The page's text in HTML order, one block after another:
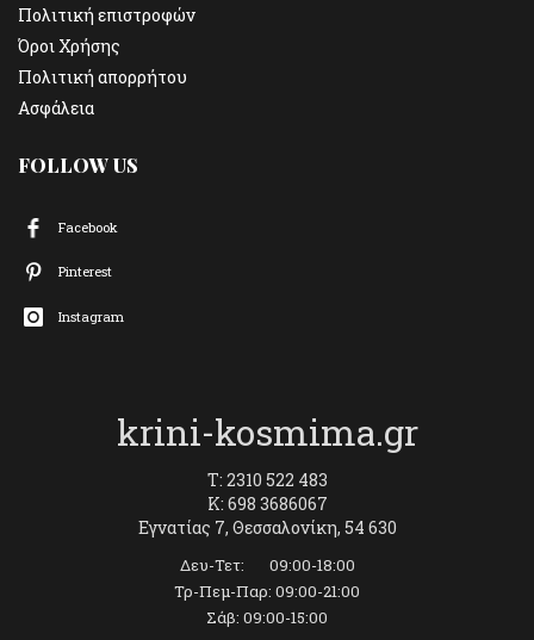
Πολιτική επιστροφών
Όροι Χρήσης
Πολιτική απορρήτου
Ασφάλεια
FOLLOW US
Facebook
Pinterest
Instagram
krini-kosmima.gr
T: 2310 522 483
K: 698 3686067
Εγνατίας 7, Θεσσαλονίκη, 54 630
Δευ-Τετ: 09:00-18:00
Τρ-Πεμ-Παρ: 09:00-21:00
Σάβ: 09:00-15:00